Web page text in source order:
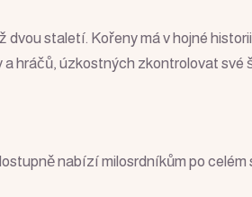
dvou staletí. Kořeny má v hojné
a hráčů, úzkostných zkontrolovat své
nabízí milosrdníkům po celém